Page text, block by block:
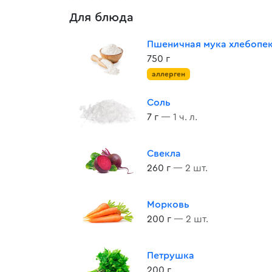
Для блюда
Пшеничная мука
750 г
аллерген
Соль
7 г — 1 ч. л.
Свекла
260 г — 2 шт.
Морковь
200 г — 2 шт.
Петрушка